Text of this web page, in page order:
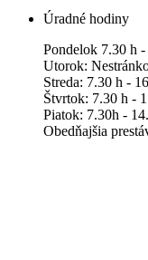
Úradné hodiny
Pondelok 7.30 h -
Utorok:
Streda: 7.30 h -
Štvrtok: 7.30 h -
Piatok: 7.30h -
Obedňajšia